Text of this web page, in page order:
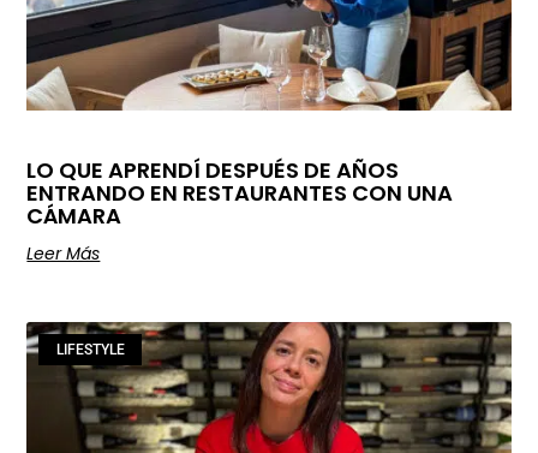
LO QUE APRENDÍ DESPUÉS DE AÑOS
ENTRANDO EN RESTAURANTES CON UNA
CÁMARA
Leer Más
LIFESTYLE